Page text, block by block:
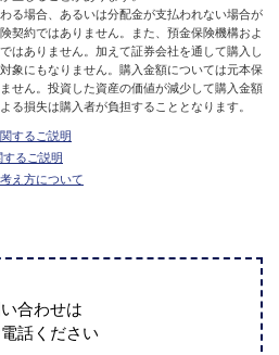
る場合、あるいは分配金が支払われない場合が
契約ではありません。また、預金保険機構およ
はありません。加えて証券会社を通して購入し
象にもなりません。購入金額については元本保
せん。投資した資産の価値が減少して購入金額
る損失は購入者が負担することとなります。
するご説明
るご説明
え方について
合わせは
話ください